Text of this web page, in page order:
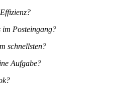
im Posteingang?
schnellsten?
Aufgabe?